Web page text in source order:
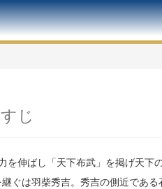
じ
伸ばし「天下布武」を掲げ天下
ぐは羽柴秀吉。秀吉の側近であ